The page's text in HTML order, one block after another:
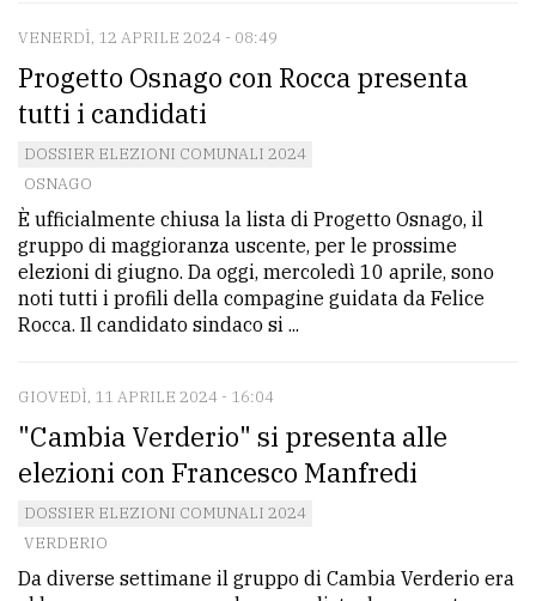
VENERDÌ, 12 APRILE 2024 - 08:49
Progetto Osnago con Rocca presenta
tutti i candidati
DOSSIER ELEZIONI COMUNALI 2024
OSNAGO
È ufficialmente chiusa la lista di Progetto Osnago, il
gruppo di maggioranza uscente, per le prossime
elezioni di giugno. Da oggi, mercoledì 10 aprile, sono
noti tutti i profili della compagine guidata da Felice
Rocca. Il candidato sindaco si ...
GIOVEDÌ, 11 APRILE 2024 - 16:04
"Cambia Verderio" si presenta alle
elezioni con Francesco Manfredi
DOSSIER ELEZIONI COMUNALI 2024
VERDERIO
Da diverse settimane il gruppo di Cambia Verderio era